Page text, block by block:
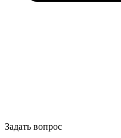
Задать вопрос